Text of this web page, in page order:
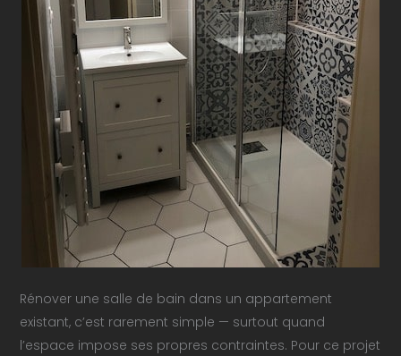
Rénover une salle de bain dans un appartement
existant, c’est rarement simple — surtout quand
l’espace impose ses propres contraintes. Pour ce projet